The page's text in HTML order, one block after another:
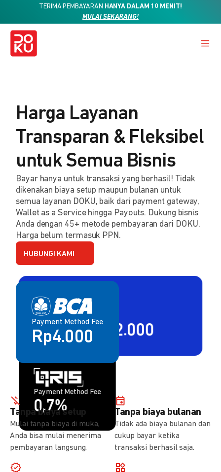
TERIMA PEMBAYARAN HANYA DALAM 10 MENIT!
MULAI SEKARANG!
Harga Layanan
Transparan & Fleksibel
untuk Semua Bisnis
Bayar hanya untuk transaksi yang berhasil! Tidak
dikenakan biaya setup maupun bulanan untuk
semua layanan DOKU, baik dari payment gateway,
Wallet as a Service hingga Payouts. Dukung bisnis
Anda dengan 45+ metode pembayaran dari DOKU.
Harga belum termasuk PPN.
HUBUNGI KAMI
Payment Method Fee
Rp4.000
Payment Method Fee
2,80% + Rp2.000
Payment Method Fee
0,7%
Payment Method Fee
1,5%
Tanpa biaya setup
Mulai tanpa biaya di muka,
Anda bisa mulai menerima
pembayaran langsung.
Tanpa biaya bulanan
Tidak ada biaya bulanan dan
cukup bayar ketika
transaksi berhasil saja.